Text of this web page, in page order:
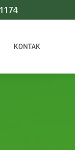
Hubungi Call
KONTAK